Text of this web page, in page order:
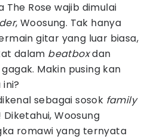
The Rose wajib dimulai
, Woosung. Tak hanya
gitar yang luar biasa,
dalam beatboxdan
Makin pusing kan
sebagai sosok family
Woosung
romawi yang ternyata